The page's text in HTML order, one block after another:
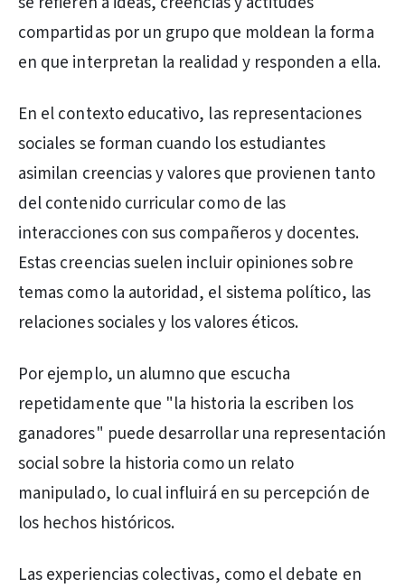
compartidas por un grupo que moldean la forma
en que interpretan la realidad y responden a ella.
En el contexto educativo, las representaciones
sociales se forman cuando los estudiantes
asimilan creencias y valores que provienen tanto
del contenido curricular como de las
interacciones con sus compañeros y docentes.
Estas creencias suelen incluir opiniones sobre
temas como la autoridad, el sistema político, las
relaciones sociales y los valores éticos.
Por ejemplo, un alumno que escucha
repetidamente que "la historia la escriben los
ganadores" puede desarrollar una representación
social sobre la historia como un relato
manipulado, lo cual influirá en su percepción de
los hechos históricos.
Las experiencias colectivas, como el debate en